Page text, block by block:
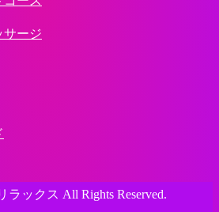
サージ
ラックス All Rights Reserved.